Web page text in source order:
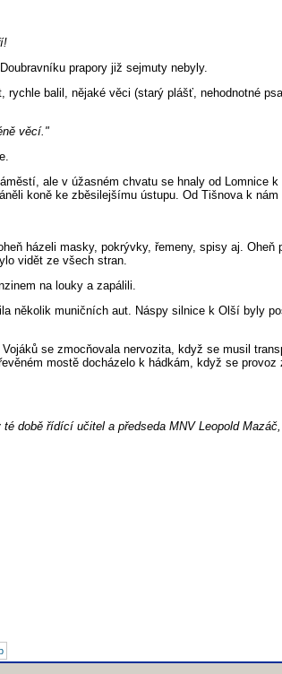
prapory již sejmuty nebyly.
balil, nějaké věci (starý plášť, nehodnotné
věcí."
ale v úžasném chvatu se hnaly od Lomnice
koně ke zběsilejšímu ústupu. Od Tišnova k
házeli masky, pokrývky, řemeny, spisy aj.
vidět ze všech stran.
na louky a zapálili.
několik muničních aut. Náspy silnice k Olší byly
se zmocňovala nervozita, když se musil
mostě docházelo k hádkám, když se
době řídící učitel a předseda MNV Leopold